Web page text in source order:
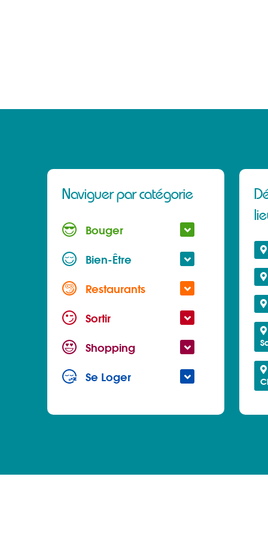
Naviguer par catégorie
Bouger
Bien-Être
Restaurants
Sortir
Shopping
Se Loger